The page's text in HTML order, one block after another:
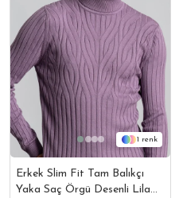
1
Erkek Slim Fit Tam Balıkçı
Yaka Saç Örgü Desenli Lila